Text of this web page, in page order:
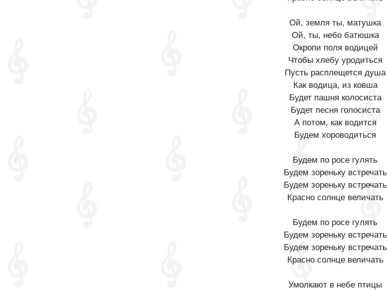
Ой, земля ты, матушка
Ой, ты, небо батюшка
Окропи поля водицей
Чтобы хлебу уродиться
Пусть расплещется душа
Как водица, из ковша
Будет пашня колосиста
Будет песня голосиста
А потом, как водится
Будем хороводиться
Будем по росе гулять
Будем зореньку встречать
Будем зореньку встречать
Красно солнце величать
Будем по росе гулять
Будем зореньку встречать
Будем зореньку встречать
Красно солнце величать
Умолкают в небе птицы